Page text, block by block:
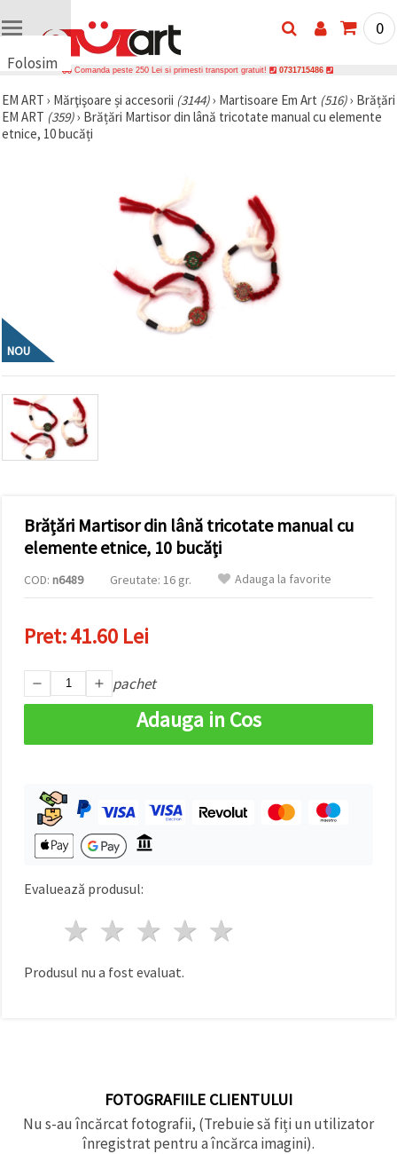
Folosim
uri
🍪 Folosim
cookie-uri
acordul
dumneavoastră,
pentru a
afișa
conținut și
reclame
mai
relevante,
analiză și
marketing.
acord să
utilizați
toate
urile făcând
clic pe
toate!" Sau
indicați
selectând
făcând clic
pe butonul
"Salvați"
toate!
0
Comanda peste 250 Lei si primesti transport gratuit! 0731715486
EM ART › Mărţişoare și accesorii (3144)› Martisoare Em Art (516)› Brățări
EM ART (359)› Brățări Martisor din lână tricotate manual cu elemente
etnice, 10 bucăți
NOU
Brățări Martisor din lână tricotate manual cu
elemente etnice, 10 bucăți
COD: n6489 Greutate: 16 gr. Adauga la favorite
Pret:41.60 Lei
pachet
Adauga in Cos
Evaluează produsul:
4 stele
3 stele
2 stele
1 stea
Produsul nu a fost evaluat.
FOTOGRAFIILE CLIENTULUI
Nu s-au încărcat fotografii, (Trebuie să fiți un utilizator
înregistrat pentru a încărca imagini).